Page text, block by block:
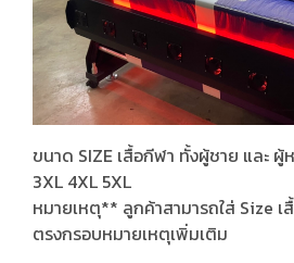
ขนาด SIZE เสื้อกีฬา ทั้งผู้ชาย และ
3XL 4XL 5XL
หมายเหตุ** ลูกค้าสามารถใส่ Size เ
ตรงกรอบหมายเหตุเพิ่มเติม